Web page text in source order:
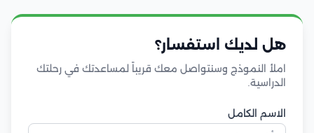
هل لديك استفسار؟
املأ النموذج وسنتواصل معك قريباً لمساعدتك في رحلتك
الدراسية.
الاسم الكامل